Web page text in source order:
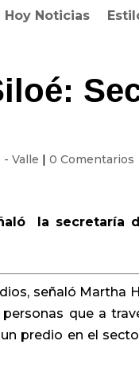
Hoy Noticias
- Valle |0 Comentarios
la secretaría
señaló Martha
que a
predio en el